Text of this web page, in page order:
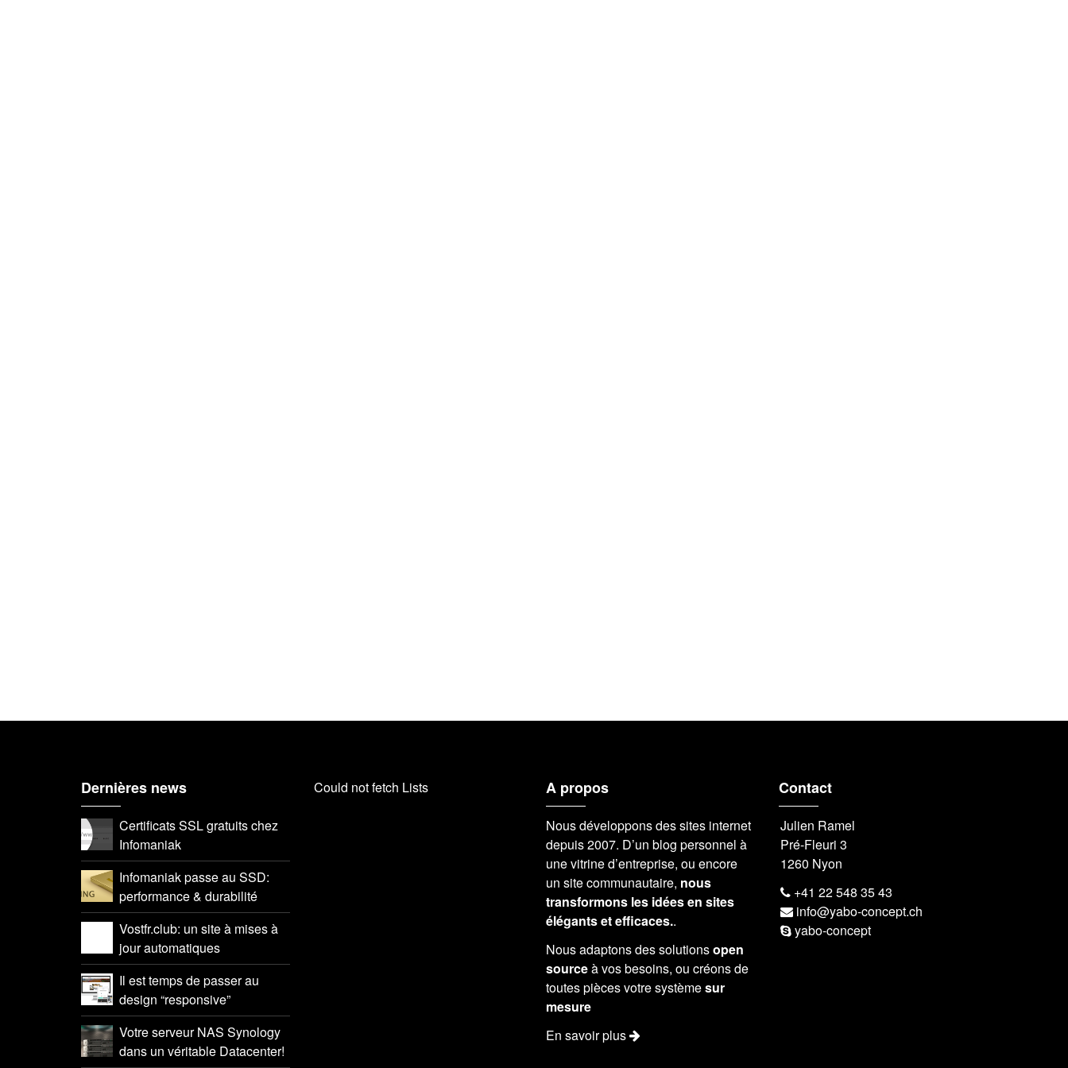
Dernières news
Certificats SSL gratuits chez
Infomaniak
Infomaniak passe au SSD:
performance & durabilité
Vostfr.club: un site à mises à
jour automatiques
Il est temps de passer au
design “responsive”
Votre serveur NAS Synology
dans un véritable Datacenter!
Could not fetch Lists A propos
Nous développons des sites internet
depuis 2007. D’un blog personnel à
une vitrine d’entreprise, ou encore
un site communautaire, nous
transformons les idées en sites
élégants et efficaces..
Nous adaptons des solutionsopen
sourceà vos besoins, ou créons de
toutes pièces votre systèmesur
mesure
En savoir plus
Contact
Julien Ramel
Pré-Fleuri 3
1260 Nyon
+41 22 548 35 43
info@yabo-concept.ch
yabo-concept